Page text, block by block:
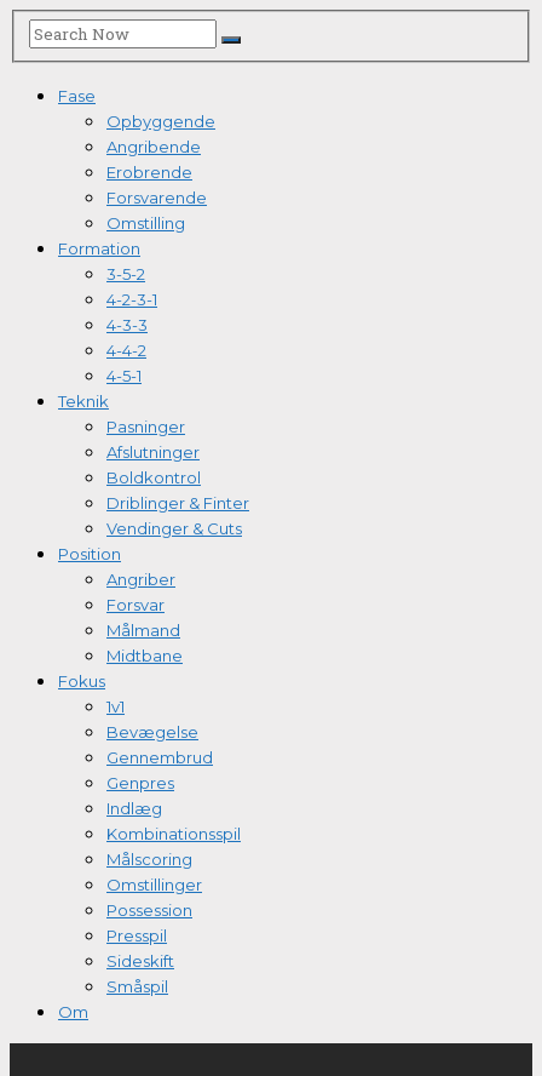
Fase
Opbyggende
Angribende
Erobrende
Forsvarende
Omstilling
Formation
3-5-2
4-2-3-1
4-3-3
4-4-2
4-5-1
Teknik
Pasninger
Afslutninger
Boldkontrol
Driblinger & Finter
Vendinger & Cuts
Position
Angriber
Forsvar
Målmand
Midtbane
Fokus
1v1
Bevægelse
Gennembrud
Genpres
Indlæg
Kombinationsspil
Målscoring
Omstillinger
Possession
Presspil
Sideskift
Småspil
Om